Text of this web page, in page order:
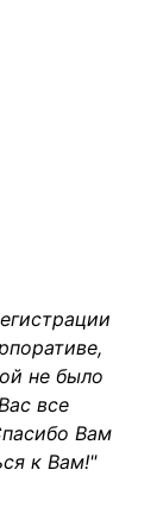
не было
все
Вам
к Вам!"